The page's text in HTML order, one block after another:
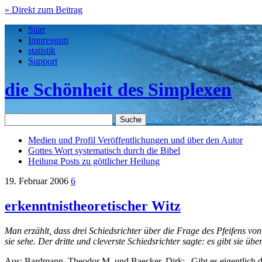
» Direkt zum Beitrag
Start
Impressum
statistik
Support
die Schönheit des Simplexen
Medien und Profil Veröffentlichungen und über den Autor
Gottes Wort systematisch durch die Bibel
Heilung Posts zu göttlicher Heilung
19. Februar 2006 6
erkenntnistheoretischer Witz
Man erzählt, dass drei Schiedsrichter über die Frage des Pfeifens
sie sehe. Der dritte und cleverste Schiedsrichter sagte: es gibt sie